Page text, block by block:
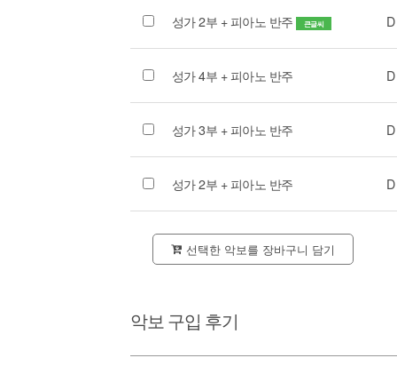
성가 2부 + 피아노 반주 큰글씨
성가 4부 + 피아노 반주
성가 3부 + 피아노 반주
성가 2부 + 피아노 반주
선택한 악보를 장바구니 담기
악보 구입 후기